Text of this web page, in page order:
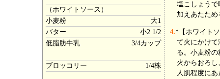
（ホワイトソース）
小麦粉
大1
バター
小2 1/2
低脂肪牛乳
3/4カップ
ブロッコリー 1/4株
塩こしょう
加えあたた
4.*【ホワイト
て火にかけ
る。小麦粉
火からおろ
人肌程度に